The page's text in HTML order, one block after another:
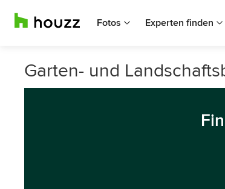
Fotos Experten finden
Garten- und